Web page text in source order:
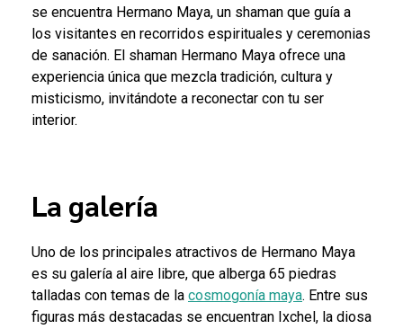
se encuentra Hermano Maya, un shaman que guía a
los visitantes en recorridos espirituales y ceremonias
de sanación. El shaman Hermano Maya ofrece una
experiencia única que mezcla tradición, cultura y
misticismo, invitándote a reconectar con tu ser
interior.
La galería
Uno de los principales atractivos de Hermano Maya
es su galería al aire libre, que alberga 65 piedras
talladas con temas de la cosmogonía maya. Entre sus
figuras más destacadas se encuentran Ixchel, la diosa